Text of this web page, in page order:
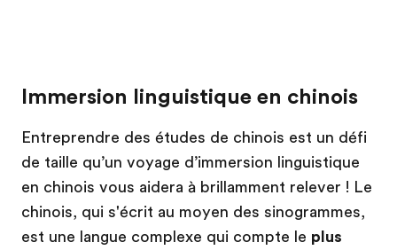
Immersion linguistique en chinois
Entreprendre des études de chinois est un défi
de taille qu’un voyage d’immersion linguistique
en chinois vous aidera à brillamment relever ! Le
chinois, qui s'écrit au moyen des sinogrammes,
est une langue complexe qui compte le plus